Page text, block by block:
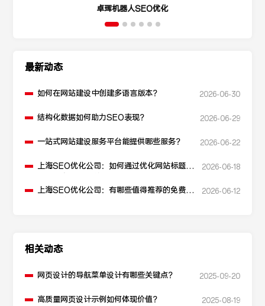
卓珲机器人SEO优化
最新动态
如何在网站建设中创建多语言版本？ 2026-06-30
结构化数据如何助力SEO表现？ 2026-06-29
一站式网站建设服务平台能提供哪些服务？ 2026-06-22
上海SEO优化公司：如何通过优化网站标题提
2026-06-18
上海SEO优化公司：有哪些值得推荐的免费
2026-06-12
相关动态
网页设计的导航菜单设计有哪些关键点？ 2025-09-20
高质量网页设计示例如何体现价值？ 2025-08-19